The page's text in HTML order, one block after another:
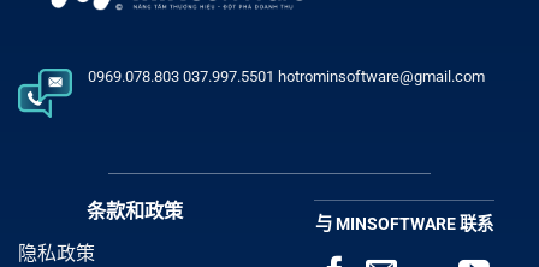
0969.078.803 037.997.5501 hotrominsoftware@gmail.com
条款和政策
隐私政策
与 MINSOFTWARE 联系